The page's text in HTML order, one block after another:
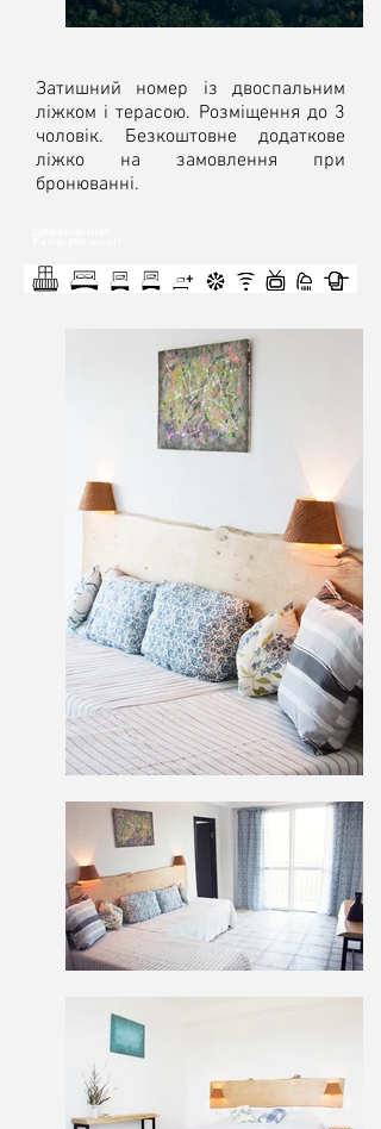
Затишний номер із двоспальним
ліжком і терасою. Розміщення до 3
чоловік. Безкоштовне додаткове
ліжко на замовлення при
бронюванні.